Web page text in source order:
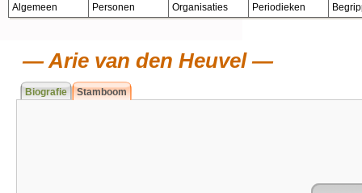
Algemeen Personen Organisaties Periodieken
Arie van den Heuvel
Biografie Stamboom